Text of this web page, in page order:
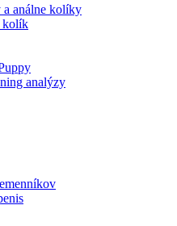
análne kolíky
kolík
analýzy